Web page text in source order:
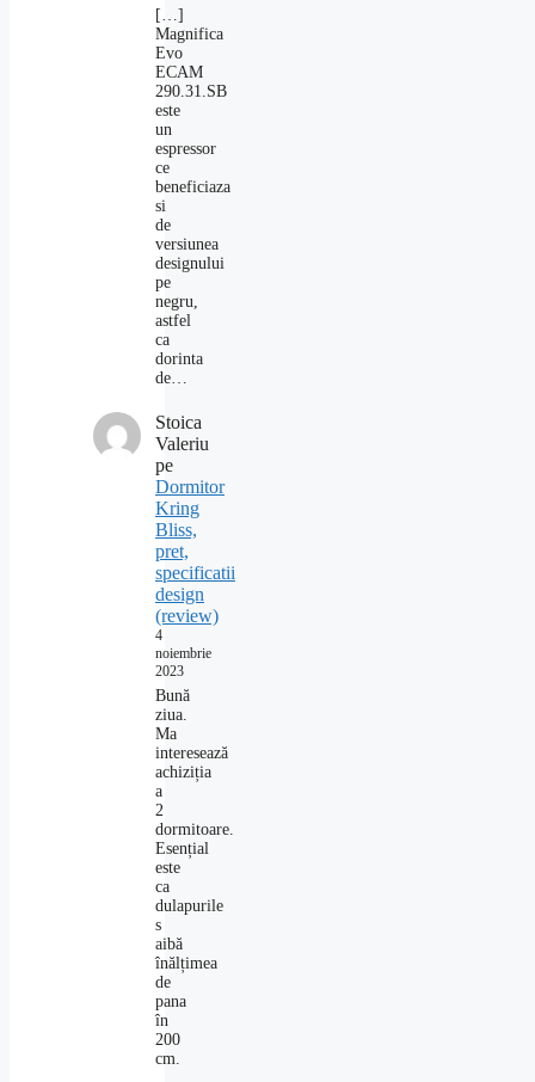
[…]
Magnifica
Evo
ECAM
290.31.SB
este
un
espressor
ce
beneficiaza
si
de
versiunea
designului
pe
negru,
astfel
ca
dorinta
de…
Stoica
Valeriu
pe
Dormitor
Kring
Bliss,
pret,
specificatii
design
(review)
4
noiembrie
2023
Bună
ziua.
Ma
interesează
achiziția
a
2
dormitoare.
Esențial
este
ca
dulapurile
s
aibă
înălțimea
de
pana
în
200
cm.